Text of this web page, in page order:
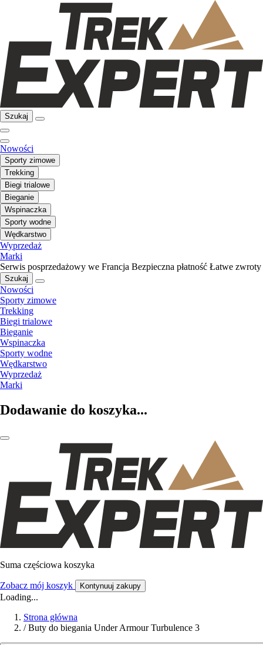
Szukaj
Nowości
Sporty zimowe
Trekking
Biegi trialowe
Bieganie
Wspinaczka
Sporty wodne
Wędkarstwo
Wyprzedaż
Marki
Serwis posprzedażowy we Francja Bezpieczna płatność Łatwe zwroty
Szukaj
Nowości
Sporty zimowe
Trekking
Biegi trialowe
Bieganie
Wspinaczka
Sporty wodne
Wędkarstwo
Wyprzedaż
Marki
Dodawanie do koszyka...
Suma częściowa koszyka
Zobacz mój koszyk Kontynuuj zakupy
Loading...
Strona główna
/ Buty do biegania Under Armour Turbulence 3